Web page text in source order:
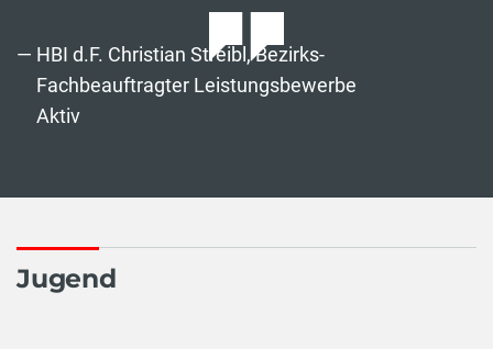
HBI d.F. Christian Streibl, Bezirks-
Fachbeauftragter Leistungsbewerbe
Aktiv
Jugend